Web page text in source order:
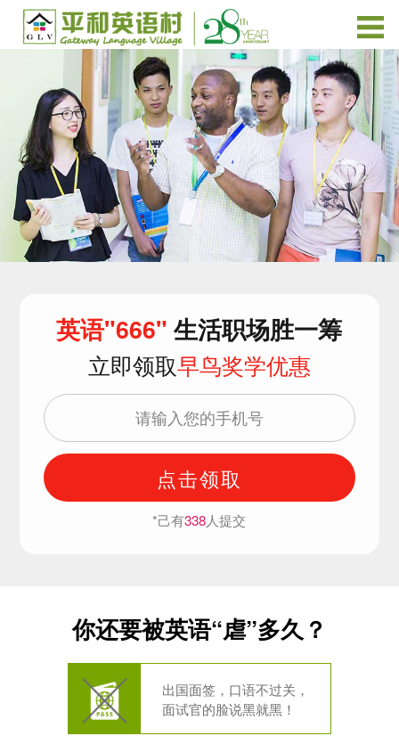
英语"666"生活职场胜一筹
立即领取早鸟奖学优惠
点击领取
*己有338人提交
你还要被英语“虐”多久？
出国面签，口语不过关，
面试官的脸说黑就黑！